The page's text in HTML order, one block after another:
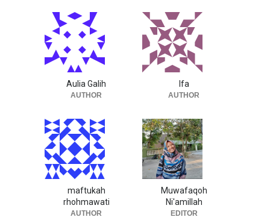
Aulia Galih
AUTHOR
Ifa
AUTHOR
maftukah
rhohmawati
AUTHOR
Muwafaqoh
Ni'amillah
EDITOR